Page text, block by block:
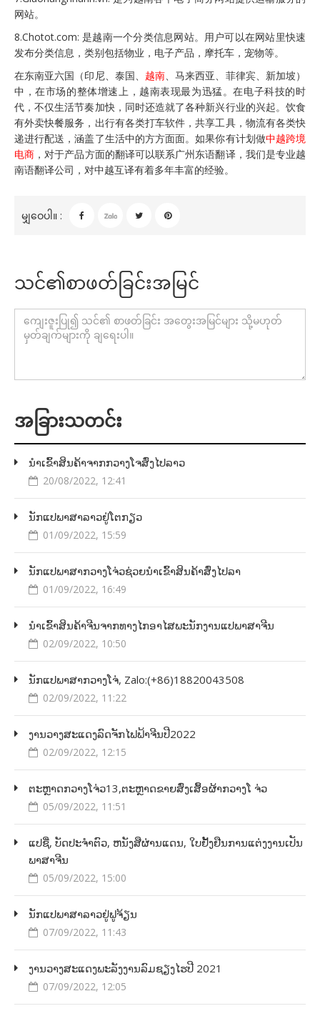
网站。
8.Chotot.com: 是越南一个分类信息网站。用户可以在网站里快速
发布分类信息，类别包括物业，电子产品，摩托车，宠物等。
在东南亚六国（印尼、泰国、 越南、马来西亚、菲律宾、新加坡）
中，在市场的整体增速上，越南表现最为迅猛。在电子科技的时
代，不仅生活节奏加快，同时还造就了各种新兴行业的兴起。饮食
有外卖快餐服务，出行有各类打车软件，共享工具，物流有各类快
递进行配送，涵盖了生活中的方方面面。如果你有计划做中越跨境
电商 ，对于产品方面的翻译可以联系广州东语翻译，我们是专业越
南语翻译公司，对中越互译有着多年丰富的经验。
မျှဝေပါ။ :
သင်၏စာဖတ်ခြင်းအမြင်
အခြားသတင်း
ນຳເຂົ້າສິນຄ້າຈາກກວາງໂຈສົ່ງໄປລາວ
20/08/2022, 12:41
ນັກແປພາສາລາວຢູ່ໂຕກຽວ
01/09/2022, 15:59
ນັກແປພາສາກວາງໂຈ່ວຊ່ວຍນຳເຂົ້າສິນຄ້າສົ່ງໄປລາ
01/09/2022, 16:49
ນຳເຂົ້າສິນຄ້າຈີນຈາກທາງໄກອາໄສພະນັກງານແປພາສາຈີນ
02/09/2022, 10:50
ນັກແປພາສາກວາງໂຈ່, Zalo:(+86)18820043508
02/09/2022, 11:22
ງານວາງສະແດງລົດຈັກໄຟຟ້າຈີນປີ2022
02/09/2022, 12:15
ຕະຫຼາດກວາງໂຈ່ວ13,ຕະຫຼາດຂາຍສົ່ງເສຶ້ອຜ້າກວາງໂ ຈ່ວ
05/09/2022, 11:51
ແປຊື່, ບັດປະຈໍາຕົວ, ຫນັງສືຜ່ານແດນ, ໃບຢັ້ງຢືນການແຕ່ງງານເປັນ
ພາສາຈີນ
05/09/2022, 15:00
ນັກແປພາສາລາວຢູ່ຟູຈ້ຽນ
07/09/2022, 11:43
ງານ​ວາງ​ສະ​ແດງ​ພະ​ລັງ​ງານ​ລົມຊຽງໄຮປີ 2021
07/09/2022, 12:05